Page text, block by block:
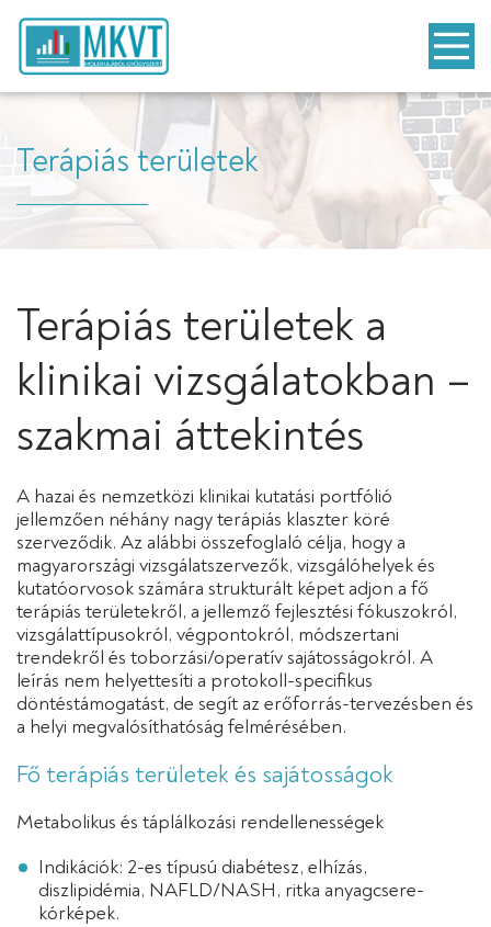
Terápiás területek
Terápiás területek a
klinikai vizsgálatokban –
szakmai áttekintés
A hazai és nemzetközi klinikai kutatási portfólió
jellemzően néhány nagy terápiás klaszter köré
szerveződik. Az alábbi összefoglaló célja, hogy a
magyarországi vizsgálatszervezők, vizsgálóhelyek és
kutatóorvosok számára strukturált képet adjon a fő
terápiás területekről, a jellemző fejlesztési fókuszokról,
vizsgálattípusokról, végpontokról, módszertani
trendekről és toborzási/operatív sajátosságokról. A
leírás nem helyettesíti a protokoll-specifikus
döntéstámogatást, de segít az erőforrás-tervezésben és
a helyi megvalósíthatóság felmérésében.
Fő terápiás területek és sajátosságok
Metabolikus és táplálkozási rendellenességek
Indikációk: 2-es típusú diabétesz, elhízás,
diszlipidémia, NAFLD/NASH, ritka anyagcsere-
kórképek.